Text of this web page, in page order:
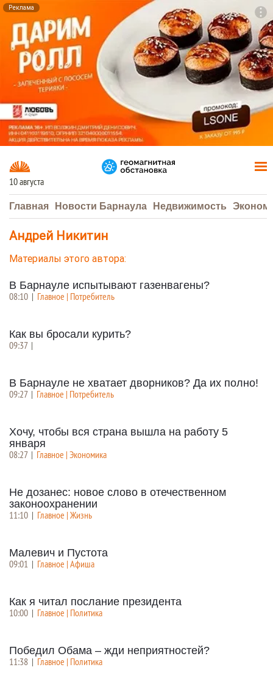
Реклама
10 августа
Главная Новости Барнаула Недвижимость
Андрей Никитин
Материалы этого автора:
В Барнауле испытывают газенвагены?
08:10 | Главное | Потребитель
Как вы бросали курить?
09:37 |
В Барнауле не хватает дворников? Да их полно!
09:27 | Главное | Потребитель
Хочу, чтобы вся страна вышла на работу 5
января
08:27 | Главное | Экономика
Не дозанес: новое слово в отечественном
законоохранении
11:10 | Главное | Жизнь
Малевич и Пустота
09:01 | Главное | Афиша
Как я читал послание президента
10:00 | Главное | Политика
Победил Обама – жди неприятностей?
11:38 | Главное | Политика